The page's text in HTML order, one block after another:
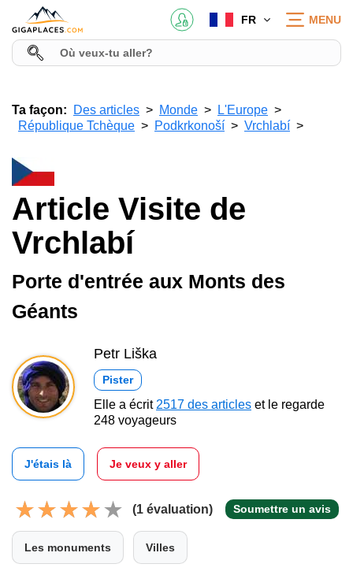
FR MENU
Ta façon: Des articles Monde
L'Europe
République Tchèque
Podkrkonoší Vrchlabí
Article Visite de
Vrchlabí
Porte d'entrée aux Monts des
Géants
Petr Liška
Pister
Elle a écrit 2517 des articles et le regarde
248 voyageurs
J'étais là Je veux y aller
(1 évaluation) Soumettre un avis
Les monuments Villes